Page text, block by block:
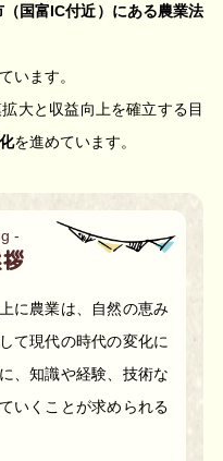
国富IC付近）にある農業法
います。
大と収益向上を確立する目
を進めています。
に農業は、自然の恵み
て現代の時代の変化に
、知識や経験、技術な
いくことが求められる